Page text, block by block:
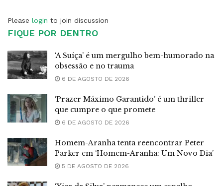
Please login to join discussion
FIQUE POR DENTRO
‘A Suíça’ é um mergulho bem-humorado na
obsessão e no trauma
6 DE AGOSTO DE 2026
‘Prazer Máximo Garantido’ é um thriller
que cumpre o que promete
6 DE AGOSTO DE 2026
Homem-Aranha tenta reencontrar Peter
Parker em ‘Homem-Aranha: Um Novo Dia’
5 DE AGOSTO DE 2026